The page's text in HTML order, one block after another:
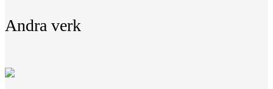
Andra verk